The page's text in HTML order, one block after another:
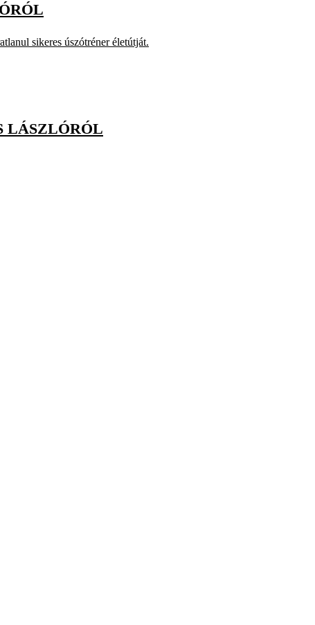
sikeres úszótréner életútját.
LÁSZLÓRÓL